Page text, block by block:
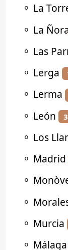
⚬ La
⚬ La
⚬ Las
⚬ Lerga
⚬ Lerma
⚬ León
⚬ Los
⚬ Madrid
⚬
⚬
⚬ Murcia
⚬ Málaga